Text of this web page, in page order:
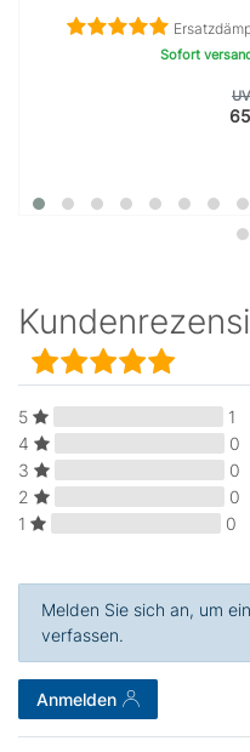
Sofort
5
1
4
0
3
0
2
0
1
0
Melden Sie sich an, um
verfassen.
Anmelden